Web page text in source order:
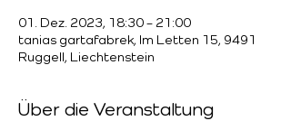
01. Dez. 2023, 18:30 – 21:00
tanias gartafabrek, Im Letten 15, 9491
Ruggell, Liechtenstein
Über die Veranstaltung